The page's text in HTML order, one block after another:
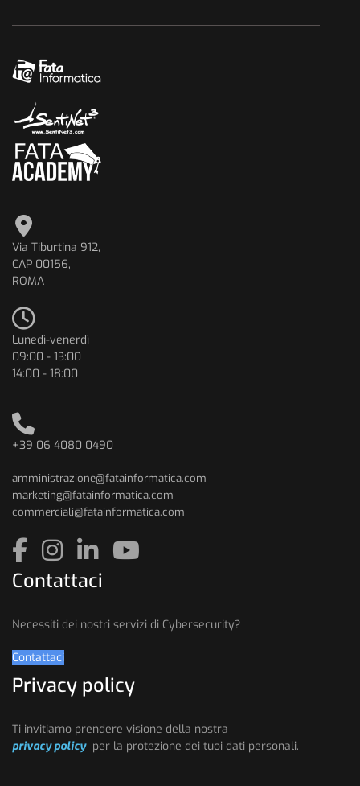
Via Tiburtina 912,
CAP 00156,
ROMA
Lunedì-venerdì
09:00 - 13:00
14:00 - 18:00
+39 06 4080 0490
amministrazione@fatainformatica.com
marketing@fatainformatica.com
commerciali@fatainformatica.com
Contattaci
Necessiti dei nostri servizi di Cybersecurity?
Contattaci
Privacy policy
Ti invitiamo prendere visione della nostra
privacy policyper la protezione dei tuoi dati personali.